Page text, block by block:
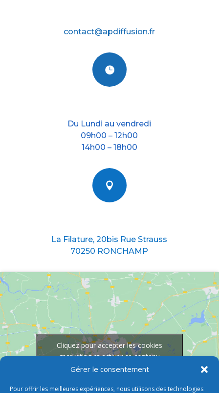
Gérer le consentement
Pour offrir les meilleures expériences, nous utilisons des technologies
contact@apdiffusion.fr

Du Lundi au vendredi
09h00 – 12h00
14h00 – 18h00

La Filature, 20bis Rue Strauss
70250 RONCHAMP
Cliquez pour accepter les cookies
marketing et activer ce contenu